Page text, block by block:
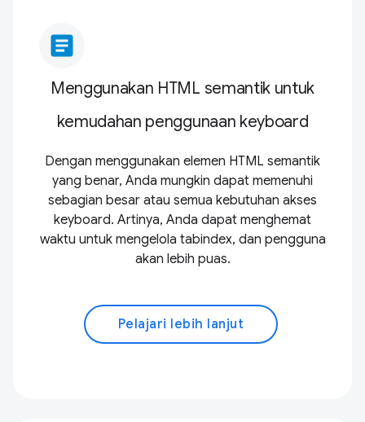
article
Menggunakan HTML semantik untuk
kemudahan penggunaan keyboard
Dengan menggunakan elemen HTML semantik
yang benar, Anda mungkin dapat memenuhi
sebagian besar atau semua kebutuhan akses
keyboard. Artinya, Anda dapat menghemat
waktu untuk mengelola tabindex, dan pengguna
akan lebih puas.
Pelajari lebih lanjut